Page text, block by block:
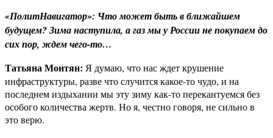
«ПолитНавигатор»: Что может быть в ближайшем
будущем? Зима наступила, а газ мы у России не покупаем до
сих пор, ждем чего-то…
Татьяна Монтян: Я думаю, что нас ждет крушение
инфраструктуры, разве что случится какое-то чудо, и на
последнем издыхании мы эту зиму как-то перекантуемся без
особого количества жертв. Но я, честно говоря, не сильно в
это верю.